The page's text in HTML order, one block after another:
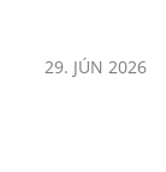
29. JÚN 2026